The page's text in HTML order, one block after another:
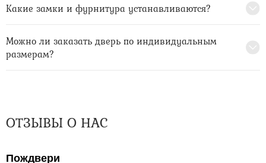
Какие замки и фурнитура устанавливаются?
Можно ли заказать дверь по индивидуальным
размерам?
ОТЗЫВЫ О НАС
Пождвери